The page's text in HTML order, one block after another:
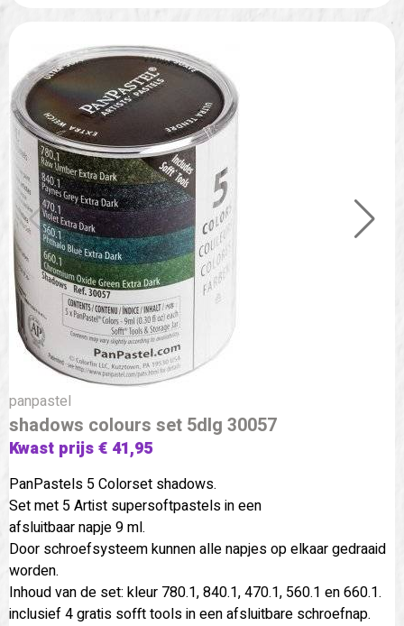
panpastel
shadows colours set 5dlg 30057
Kwast prijs € 41,95
PanPastels 5 Colorset shadows.
Set met 5 Artist supersoftpastels in een
afsluitbaar napje 9 ml.
Door schroefsysteem kunnen alle napjes op elkaar gedraaid
worden.
Inhoud van de set: kleur 780.1, 840.1, 470.1, 560.1 en 660.1.
inclusief 4 gratis sofft tools in een afsluitbare schroefnap.